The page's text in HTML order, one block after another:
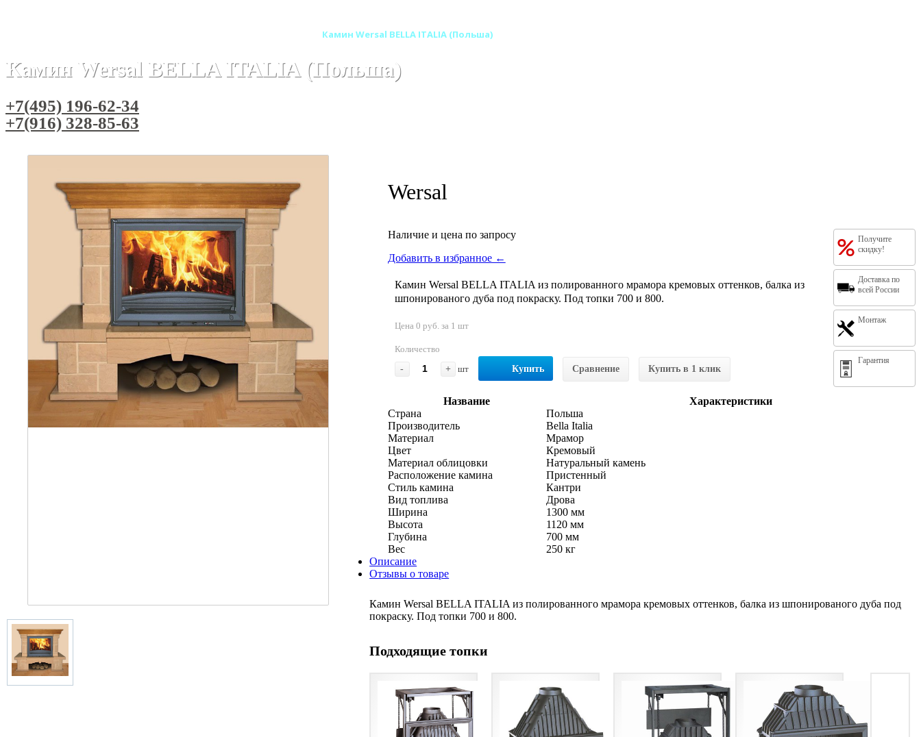
Камин Wersal BELLA ITALIA (Польша)
Камин Wersal BELLA ITALIA (Польша)
+7(495) 196-62-34
+7(916) 328-85-63
Wersal
Получите
скидку!
Доставка по
всей России
Монтаж
Гарантия
Наличие и цена по запросу
Добавить в избранное ←
Камин Wersal BELLA ITALIA из полированного мрамора кремовых оттенков, балка из
шпонированого дуба под покраску. Под топки 700 и 800.
Цена 0 руб. за 1 шт
Количество
-
+ шт Купить Сравнение Купить в 1 клик
Название
Характеристики
Страна
Польша
Производитель
Bella Italia
Материал
Мрамор
Цвет
Кремовый
Материал облицовки
Натуральный камень
Расположение камина
Пристенный
Стиль камина
Кантри
Вид топлива
Дрова
Ширина
1300 мм
Высота
1120 мм
Глубина
700 мм
Вес
250 кг
Описание
Отзывы о товаре
Камин Wersal BELLA ITALIA из полированного мрамора кремовых оттенков, балка из шпонированого дуба под
покраску. Под топки 700 и 800.
Подходящие топки